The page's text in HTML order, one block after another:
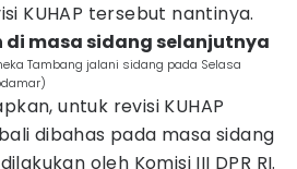
KUHAP tersebut nantinya.
di masa sidang selanjutnya
Tambang jalani sidang pada Selasa
untuk revisi KUHAP
dibahas pada masa sidang
oleh Komisi III DPR RI.